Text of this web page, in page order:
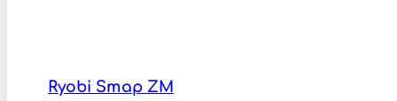
Ryobi Smap ZM